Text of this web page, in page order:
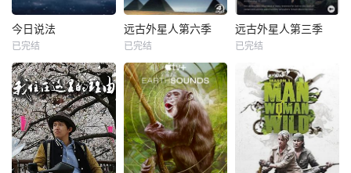
今日说法
已完结
远古外星人第六季
已完结
远古外星人第三季
已完结